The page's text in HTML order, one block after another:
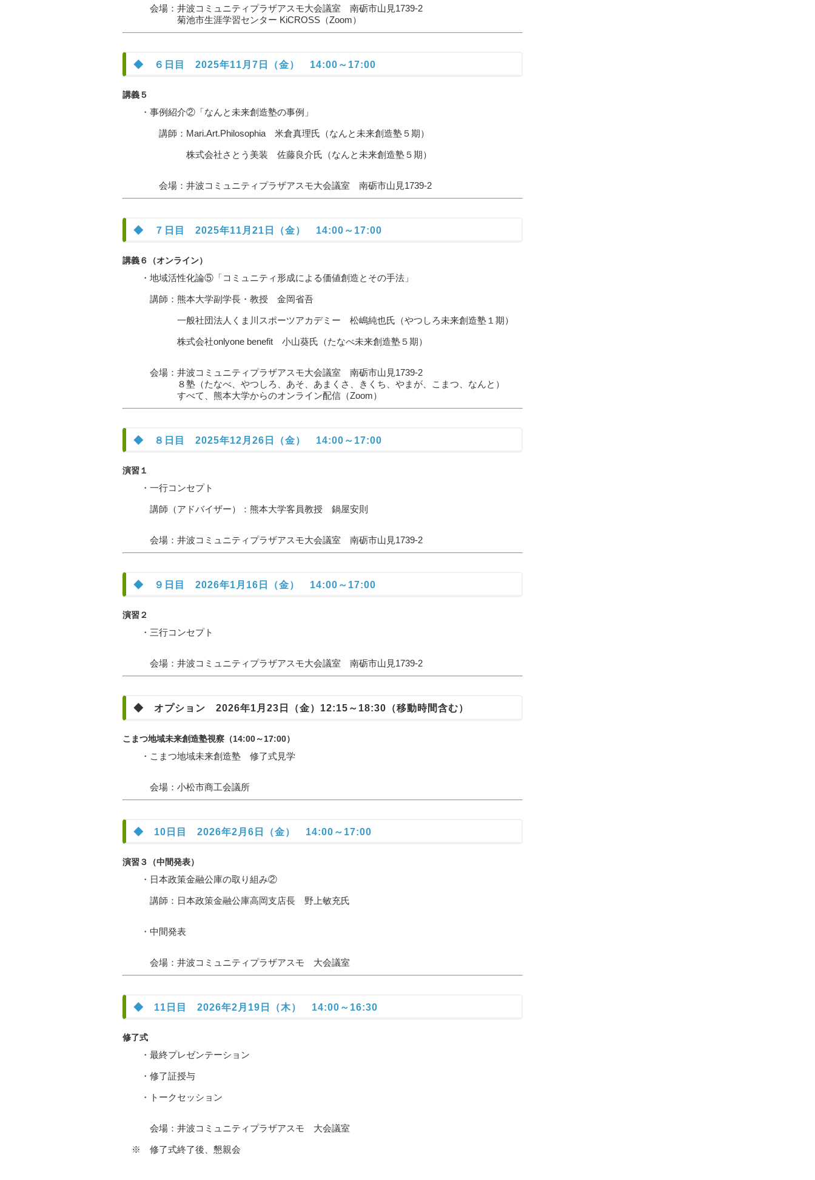
会場：井波コミュニティプラザアスモ大会議室 南砺市山見1739-2
菊池市生涯学習センター KiCROSS（Zoom）
◆ ６日目 2025年11月7日（金） 14:00～17:00
講義５
・事例紹介②「なんと未来創造塾の事例」
講師：Mari.Art.Philosophia 米倉真理氏（なんと未来創造塾５期）
株式会社さとう美装 佐藤良介氏（なんと未来創造塾５期）
会場：井波コミュニティプラザアスモ大会議室 南砺市山見1739-2
◆ ７日目 2025年11月21日（金） 14:00～17:00
講義６（オンライン）
・地域活性化論⑤「コミュニティ形成による価値創造とその手法」
講師：熊本大学副学長・教授 金岡省吾
一般社団法人くま川スポーツアカデミー 松嶋純也氏（やつしろ未来創造塾１期）
株式会社onlyone benefit 小山葵氏（たなべ未来創造塾５期）
会場：井波コミュニティプラザアスモ大会議室 南砺市山見1739-2
８塾（たなべ、やつしろ、あそ、あまくさ、きくち、やまが、こまつ、なんと）
すべて、熊本大学からのオンライン配信（Zoom）
◆ ８日目 2025年12月26日（金） 14:00～17:00
演習１
・一行コンセプト
講師（アドバイザー）：熊本大学客員教授 鍋屋安則
会場：井波コミュニティプラザアスモ大会議室 南砺市山見1739-2
◆ ９日目 2026年1月16日（金） 14:00～17:00
演習２
・三行コンセプト
会場：井波コミュニティプラザアスモ大会議室 南砺市山見1739-2
◆ オプション 2026年1月23日（金）12:15～18:30（移動時間含む）
こまつ地域未来創造塾視察（14:00～17:00）
・こまつ地域未来創造塾 修了式見学
会場：小松市商工会議所
◆ 10日目 2026年2月6日（金） 14:00～17:00
演習３（中間発表）
・日本政策金融公庫の取り組み②
講師：日本政策金融公庫高岡支店長 野上敏充氏
・中間発表
会場：井波コミュニティプラザアスモ 大会議室
◆ 11日目 2026年2月19日（木） 14:00～16:30
修了式
・最終プレゼンテーション
・修了証授与
・トークセッション
会場：井波コミュニティプラザアスモ 大会議室
※ 修了式終了後、懇親会